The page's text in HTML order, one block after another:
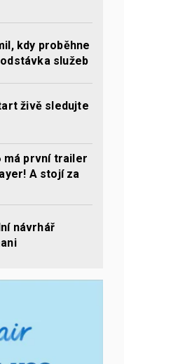
kdy proběhne
služeb
živě sledujte
má první trailer
A stojí za
návrhář